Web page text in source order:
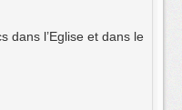
dans l’Eglise et dans le